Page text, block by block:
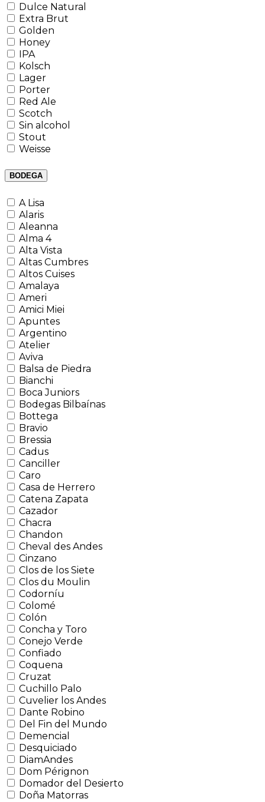
Dulce Natural
Extra Brut
Golden
Honey
IPA
Kolsch
Lager
Porter
Red Ale
Scotch
Sin alcohol
Stout
Weisse
BODEGA
A Lisa
Alaris
Aleanna
Alma 4
Alta Vista
Altas Cumbres
Altos Cuises
Amalaya
Ameri
Amici Miei
Apuntes
Argentino
Atelier
Aviva
Balsa de Piedra
Bianchi
Boca Juniors
Bodegas Bilbaínas
Bottega
Bravio
Bressia
Cadus
Canciller
Caro
Casa de Herrero
Catena Zapata
Cazador
Chacra
Chandon
Cheval des Andes
Cinzano
Clos de los Siete
Clos du Moulin
Codorníu
Colomé
Colón
Concha y Toro
Conejo Verde
Confiado
Coquena
Cruzat
Cuchillo Palo
Cuvelier los Andes
Dante Robino
Del Fin del Mundo
Demencial
Desquiciado
DiamAndes
Dom Pérignon
Domador del Desierto
Doña Matorras